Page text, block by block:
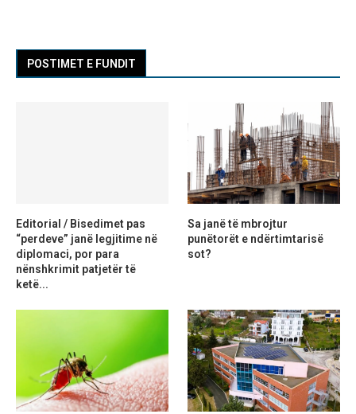
POSTIMET E FUNDIT
Editorial / Bisedimet pas
“perdeve” janë legjitime në
diplomaci, por para
nënshkrimit patjetër të
ketë...
Sa janë të mbrojtur
punëtorët e ndërtimtarisë
sot?